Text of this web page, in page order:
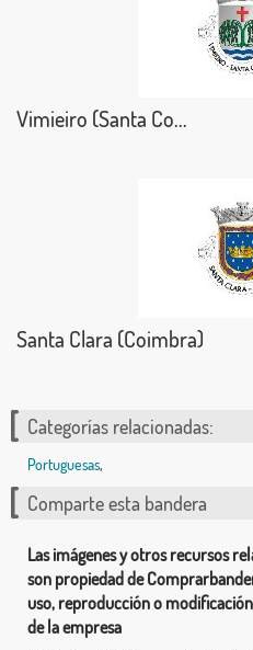
Vimieiro (Santa Co...
Santa Clara (Coimbra)
Categorías relacionadas:
Portuguesas,
Comparte esta bandera
Las imágenes y otros recursos
son propiedad de
uso, reproducción o
de la empresa